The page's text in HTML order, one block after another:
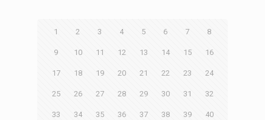
1 2 3 4 5 6 7 8
9 10 11 12 13 14 15 16
17 18 19 20 21 22 23 24
25 26 27 28 29 30 31 32
33 34 35 36 37 38 39 40